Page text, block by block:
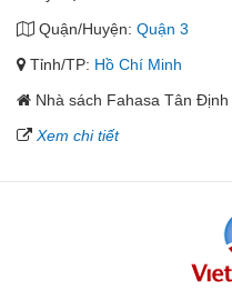
Quận/Huyện: Quận 3
Tỉnh/TP: Hồ Chí Minh
Nhà sách Fahasa Tân Định
Xem chi tiết